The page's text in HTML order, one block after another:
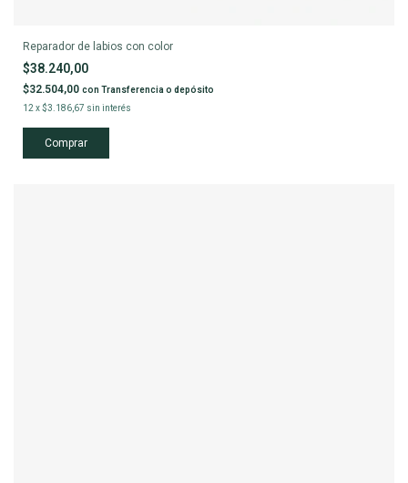
Reparador de labios con color
$38.240,00
$32.504,00 con Transferencia o depósito
12 x$3.186,67 sin interés